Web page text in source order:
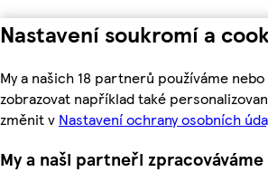
Nastavení soukromí a
My a našich 18 partnerů používáme
zobrazovat například také
změnit v Nastavení ochrany osobních
My a naši partneři